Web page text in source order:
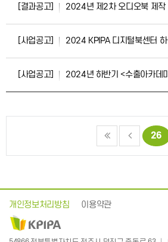
[결과공고] 2024년 제2차 오디오북 제작 지원 사업 추가 선정 결과 공고
[사업공고] 2024 KPIPA 디지털북센터 하반기 교육프로그램 수강생 모집 공고
[사업공고] 2024년 하반기 <수출아카데미> 수강생 모집 공고
26
개인정보처리방침 이용약관